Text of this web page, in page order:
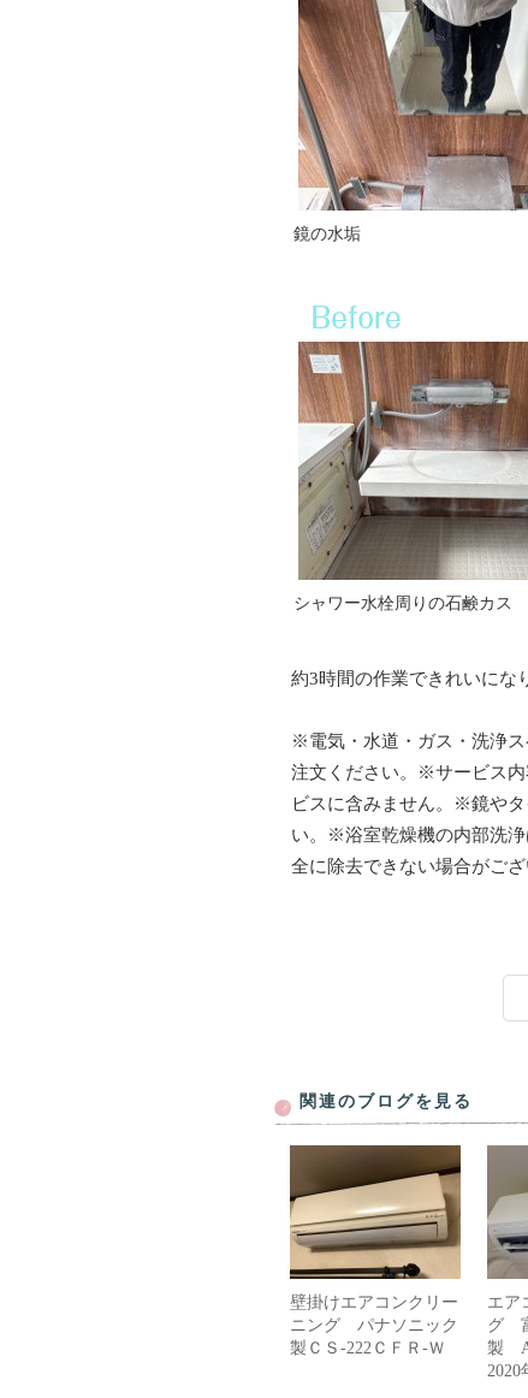
鏡の水垢
シャワー水栓周りの石鹸カス
約3時間の作業できれいにな
※電気・水道・ガス・洗浄
注文ください。※サービス
ビスに含みません。※鏡や
い。※浴室乾燥機の内部洗
全に除去できない場合がござ
関連のブログを見る
壁掛けエアコンクリー
ニング パナソニック
製ＣＳ-222ＣＦＲ-Ｗ
エア
グ
製